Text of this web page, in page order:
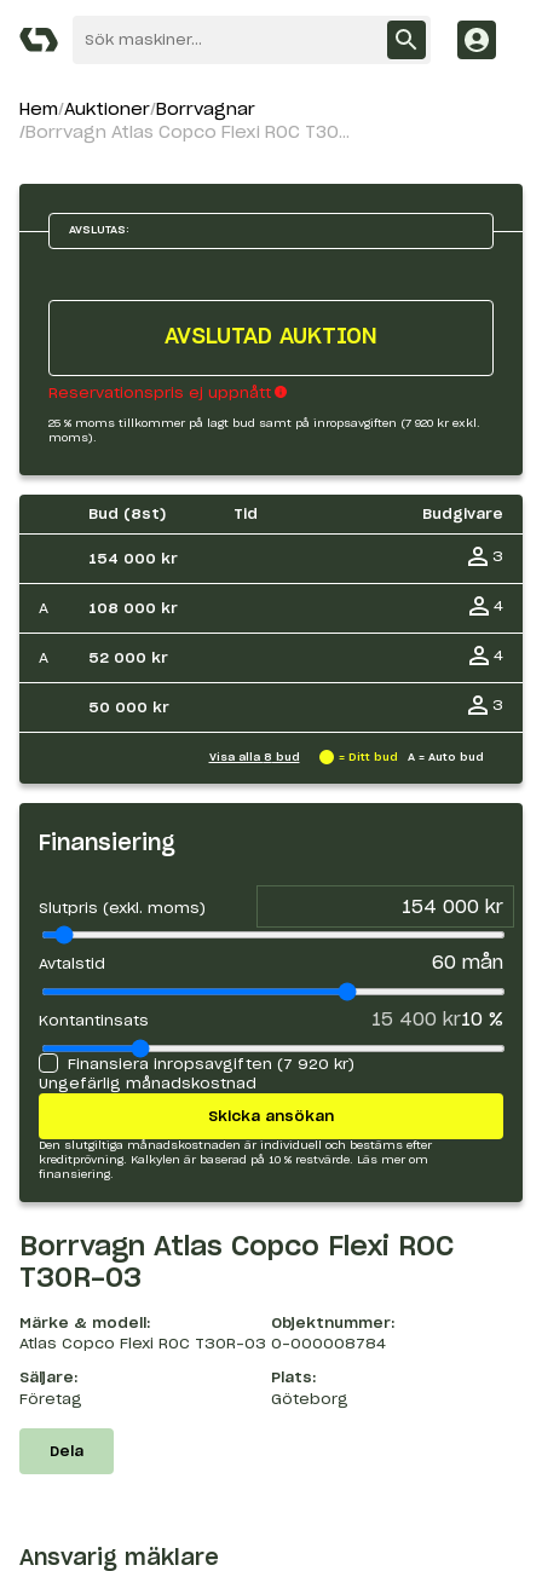
Hem Auktioner Borrvagnar
Borrvagn Atlas Copco Flexi ROC T30R-03
AVSLUTAS:
AVSLUTAD AUKTION
Reservationspris ej uppnått
25 % moms tillkommer på lagt bud samt på inropsavgiften (7 920 kr exkl.
moms).
Bud (8st) Tid Budgivare
154 000 kr 3
A 108 000 kr 4
A 52 000 kr 4
50 000 kr 3
Visa alla 8 bud = Ditt bud A = Auto bud
Finansiering
Slutpris (exkl. moms)
Avtalstid 60 mån
Kontantinsats 15 400 kr10 %
Finansiera inropsavgiften (7 920 kr)
Ungefärlig månadskostnad
Skicka ansökan
Den slutgiltiga månadskostnaden är individuell och bestäms efter
kreditprövning. Kalkylen är baserad på 10 % restvärde.
Läs mer om
finansiering.
Borrvagn Atlas Copco Flexi ROC
T30R-03
Märke & modell:
Atlas Copco Flexi ROC T30R-03
Objektnummer:
O-000008784
Säljare:
Företag
Plats:
Göteborg
Dela
Ansvarig mäklare